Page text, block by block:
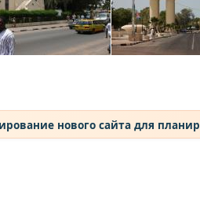
нового сайта для